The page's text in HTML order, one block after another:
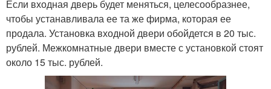
Если входная дверь будет меняться, целесообразнее,
чтобы устанавливала ее та же фирма, которая ее
продала. Установка входной двери обойдется в 20 тыс.
рублей. Межкомнатные двери вместе с установкой стоят
около 15 тыс. рублей.